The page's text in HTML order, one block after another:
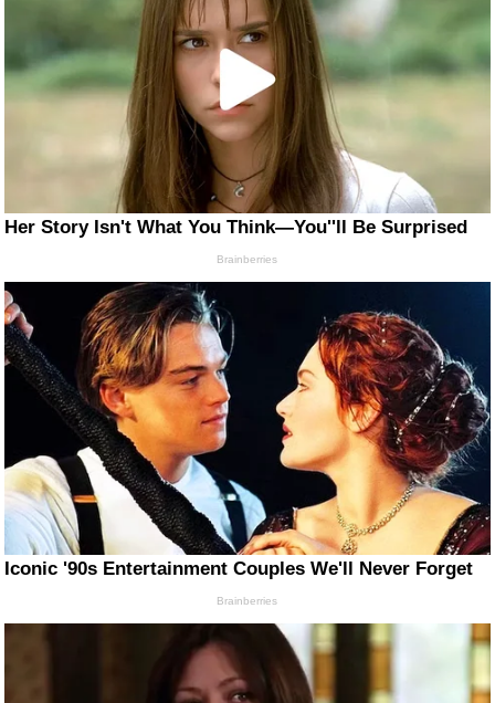
Her Story Isn't What You Think—You''ll Be Surprised
Brainberries
Iconic '90s Entertainment Couples We'll Never Forget
Brainberries